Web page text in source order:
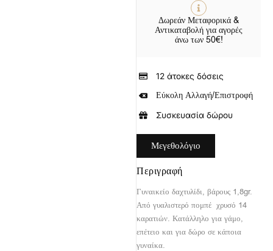
Δωρεάν Μεταφορικά &
Αντικαταβολή για αγορές
άνω των 50€!
12 άτοκες δόσεις
Εύκολη Αλλαγή/Επιστροφή
Συσκευασία δώρου
Μεγεθολόγιο
Περιγραφή
Γυναικείο δαχτυλίδι, βάρους 1,8gr.
Από γυαλιστερό πομπέ χρυσό 14
καρατιών. Κατάλληλο για γάμο,
επέτειο και για δώρο σε κάποια
γυναίκα.